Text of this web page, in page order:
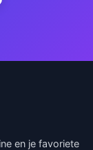
en je favoriete